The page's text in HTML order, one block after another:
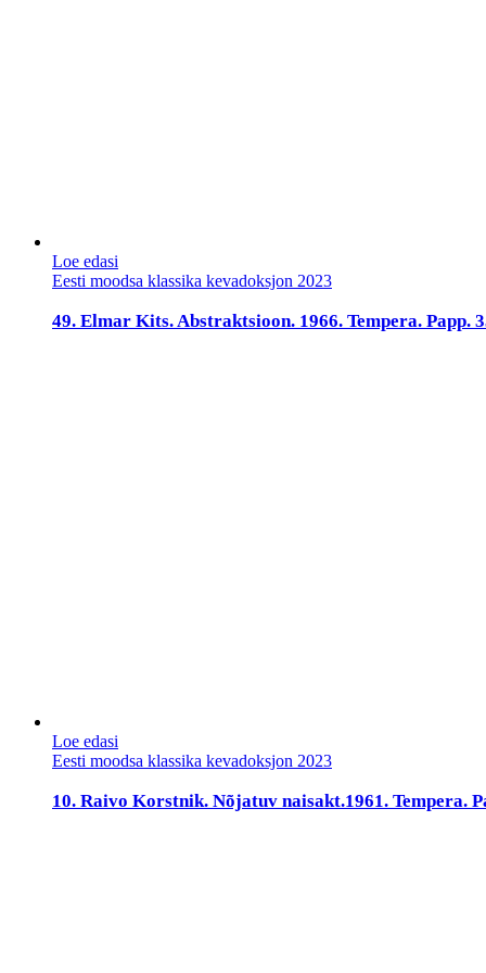
Loe edasi
Eesti moodsa klassika kevadoksjon 2023
49. Elmar Kits. Abstraktsioon. 1966. Tempera. Papp.
Loe edasi
Eesti moodsa klassika kevadoksjon 2023
10. Raivo Korstnik. Nõjatuv naisakt.1961. Tempera.